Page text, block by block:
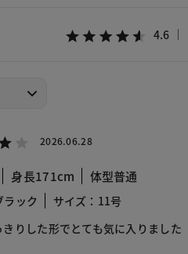
4.6
2026.06.28
身長171cm 体型普通
ラック
サイズ：11号
りした形でとても気に入りました